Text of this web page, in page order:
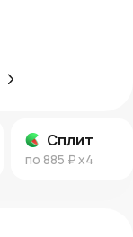
Сплит
по 885 ₽x4